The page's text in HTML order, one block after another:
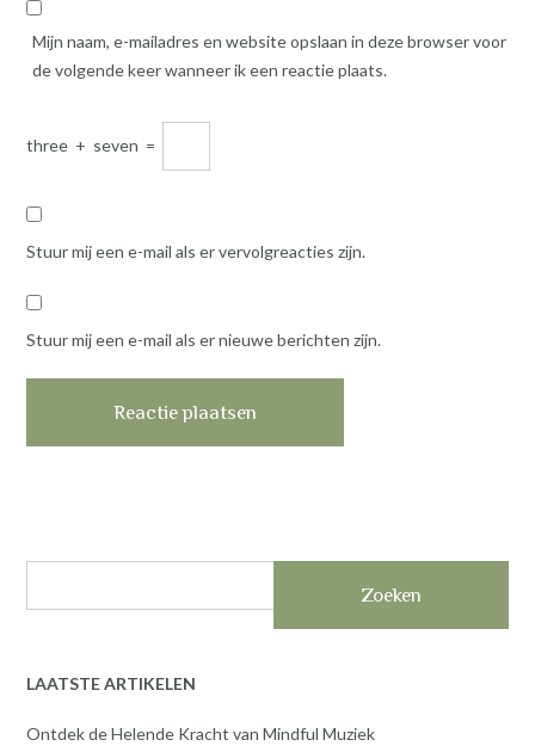
Mijn naam, e-mailadres en website opslaan in deze browser voor
de volgende keer wanneer ik een reactie plaats.
three + seven =
Stuur mij een e-mail als er vervolgreacties zijn.
Stuur mij een e-mail als er nieuwe berichten zijn.
Zoeken
LAATSTE ARTIKELEN
Ontdek de Helende Kracht van Mindful Muziek